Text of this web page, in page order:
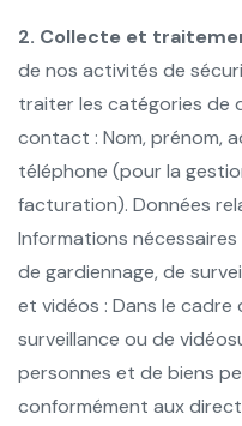
2. Collecte et
de nos activités de
traiter les catégories de
contact : Nom, prénom,
téléphone (pour la
facturation). Données
Informations
de gardiennage, de
et vidéos : Dans le
surveillance ou de
personnes et de biens
conformément aux